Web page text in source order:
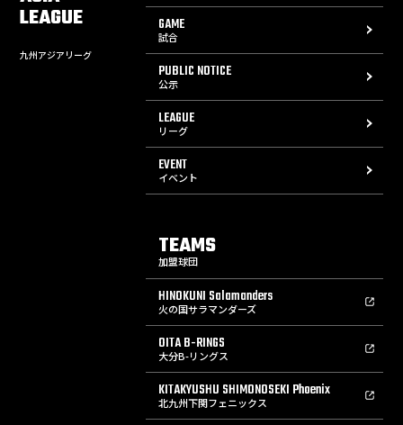
LEAGUE
九州アジアリーグ
GAME
試合
PUBLIC NOTICE
公示
LEAGUE
リーグ
EVENT
イベント
TEAMS
加盟球団
HINOKUNI Salamanders
火の国サラマンダーズ
OITA B-RINGS
大分B-リングス
KITAKYUSHU SHIMONOSEKI Phoenix
北九州下関フェニックス